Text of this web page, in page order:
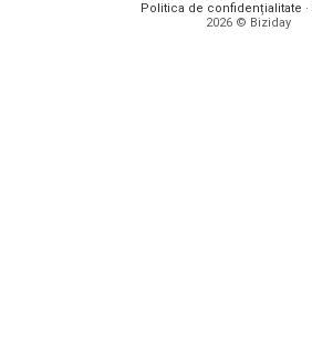
Politica de confidențialitate ·
2026 © Biziday